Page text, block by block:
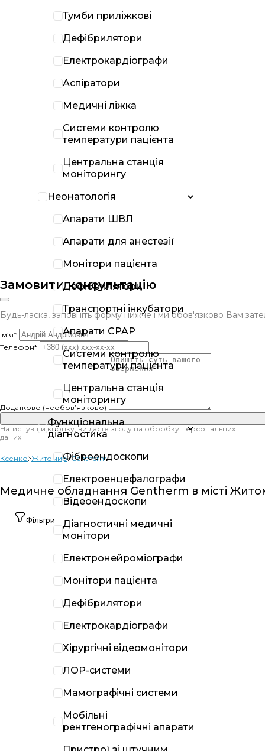
Замовити консультацію
Будь-ласка, заповніть форму нижче і ми обов'язково Вам
Ім’я*
Телефон*
Додатково (необов’язково)
Натиснувши кнопку, ви даєте згоду на обробку персональних
даних
Ксенко Житомир Gentherm
Медичне обладнання Gentherm в місті
Фільтри
Тумби приліжкові
Дефібрилятори
Електрокардіографи
Аспіратори
Медичні ліжка
Системи контролю
температури пацієнта
Центральна станція
моніторингу
Неонатологія
Апарати ШВЛ
Апарати для анестезії
Монітори пацієнта
Дефібрилятори
Транспортні інкубатори
Апарати CPAP
Системи контролю
температури пацієнта
Центральна станція
моніторингу
Функціональна
діагностика
Фіброендоскопи
Електроенцефалографи
Відеоендоскопи
Діагностичні медичні
монітори
Електронейроміографи
Монітори пацієнта
Дефібрилятори
Електрокардіографи
Хірургічні відеомонітори
ЛОР-системи
Мамографічні системи
Мобільні
рентгенографічні апарати